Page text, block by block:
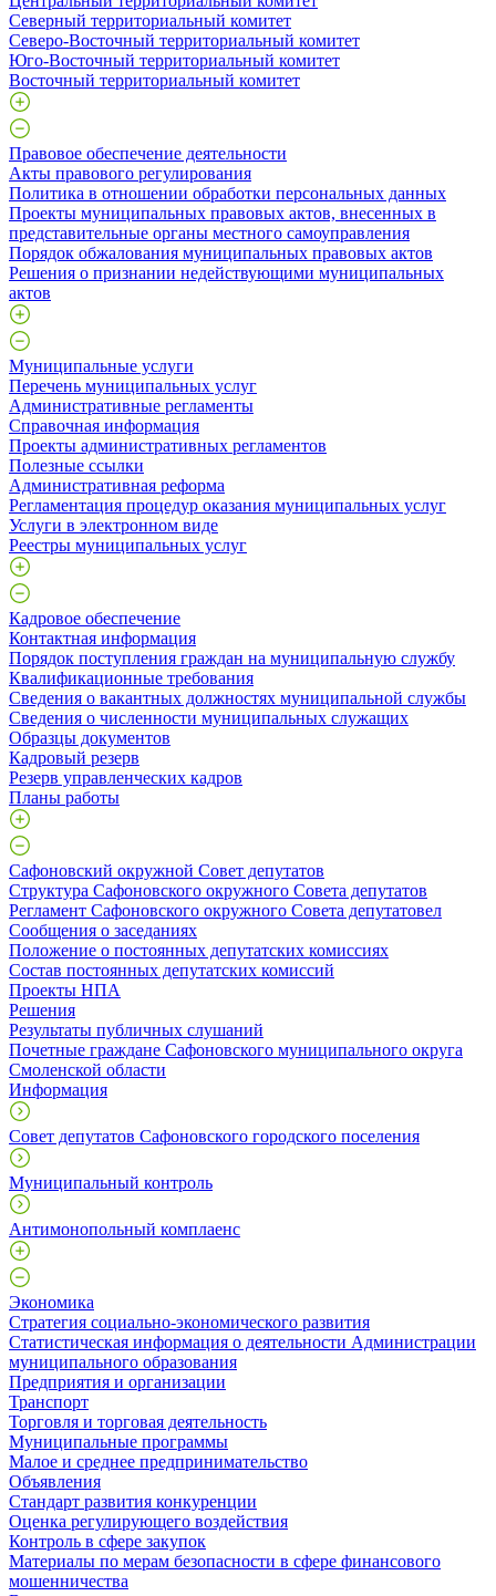
Северный территориальный комитет
Северо-Восточный территориальный комитет
Юго-Восточный территориальный комитет
Восточный территориальный комитет
Правовое обеспечение деятельности
Акты правового регулирования
Политика в отношении обработки персональных данных
Проекты муниципальных правовых актов, внесенных в
представительные органы местного самоуправления
Порядок обжалования муниципальных правовых актов
Решения о признании недействующими муниципальных
актов
Муниципальные услуги
Перечень муниципальных услуг
Административные регламенты
Справочная информация
Проекты административных регламентов
Полезные ссылки
Административная реформа
Регламентация процедур оказания муниципальных услуг
Услуги в электронном виде
Реестры муниципальных услуг
Кадровое обеспечение
Контактная информация
Порядок поступления граждан на муниципальную службу
Квалификационные требования
Сведения о вакантных должностях муниципальной службы
Сведения о численности муниципальных служащих
Образцы документов
Кадровый резерв
Резерв управленческих кадров
Планы работы
Сафоновский окружной Совет депутатов
Структура Сафоновского окружного Совета депутатов
Регламент Сафоновского окружного Совета депутатовел
Сообщения о заседаниях
Положение о постоянных депутатских комиссиях
Состав постоянных депутатских комиссий
Проекты НПА
Решения
Результаты публичных слушаний
Почетные граждане Сафоновского муниципального округа
Смоленской области
Информация
Совет депутатов Сафоновского городского поселения
Муниципальный контроль
Антимонопольный комплаенс
Экономика
Стратегия социально-экономического развития
Статистическая информация о деятельности Администрации
муниципального образования
Предприятия и организации
Транспорт
Торговля и торговая деятельность
Муниципальные программы
Малое и среднее предпринимательство
Объявления
Стандарт развития конкуренции
Оценка регулирующего воздействия
Контроль в сфере закупок
Материалы по мерам безопасности в сфере финансового
мошенничества